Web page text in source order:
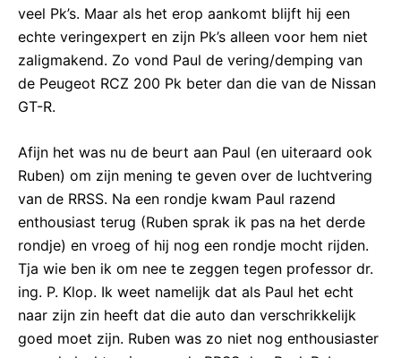
veel Pk’s. Maar als het erop aankomt blijft hij een
echte veringexpert en zijn Pk’s alleen voor hem niet
zaligmakend. Zo vond Paul de vering/demping van
de Peugeot RCZ 200 Pk beter dan die van de Nissan
GT-R.
Afijn het was nu de beurt aan Paul (en uiteraard ook
Ruben) om zijn mening te geven over de luchtvering
van de RRSS. Na een rondje kwam Paul razend
enthousiast terug (Ruben sprak ik pas na het derde
rondje) en vroeg of hij nog een rondje mocht rijden.
Tja wie ben ik om nee te zeggen tegen professor dr.
ing. P. Klop. Ik weet namelijk dat als Paul het echt
naar zijn zin heeft dat die auto dan verschrikkelijk
goed moet zijn. Ruben was zo niet nog enthousiaster